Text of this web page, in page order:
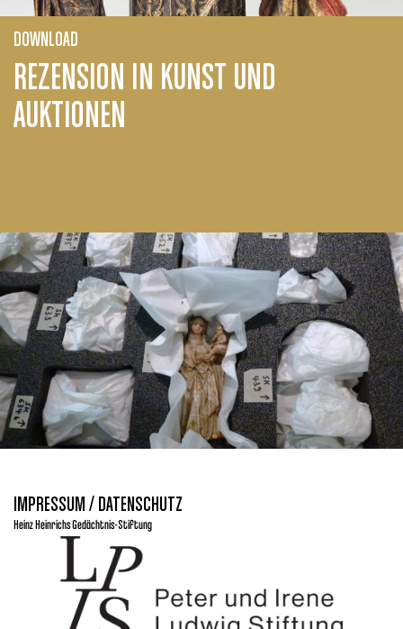
DOWNLOAD
REZENSION IN KUNST UND
AUKTIONEN
IMPRESSUM / DATENSCHUTZ
Heinz Heinrichs Gedächtnis-Stiftung